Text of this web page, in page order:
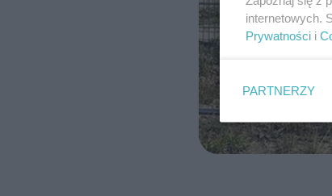
internetowych.
Prywatności i
PARTNERZY